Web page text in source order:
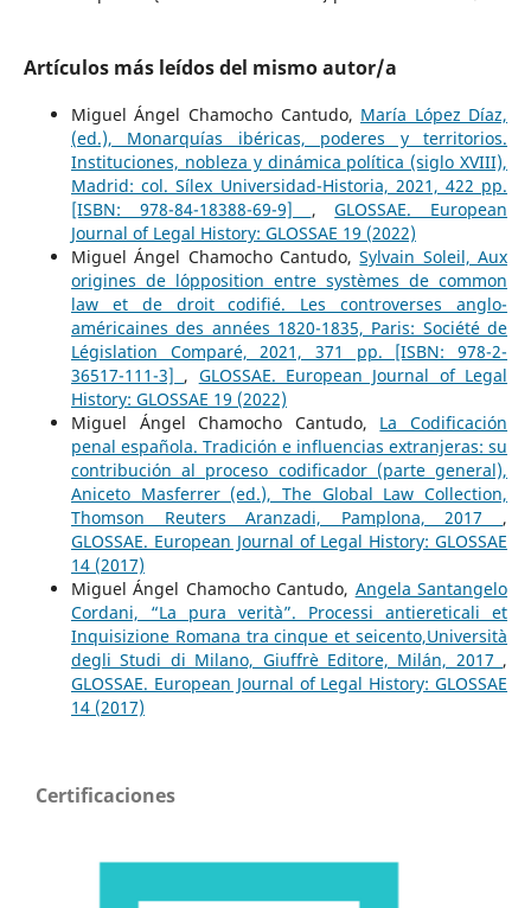
Artículos más leídos del mismo autor/a
Miguel Ángel Chamocho Cantudo, María López Díaz,
(ed.), Monarquías ibéricas, poderes y territorios.
Instituciones, nobleza y dinámica política (siglo XVIII),
Madrid: col. Sílex Universidad-Historia, 2021, 422 pp.
[ISBN: 978-84-18388-69-9] ,GLOSSAE. European
Journal of Legal History: GLOSSAE 19 (2022)
Miguel Ángel Chamocho Cantudo,Sylvain Soleil, Aux
origines de l´opposition entre systèmes de common
law et de droit codifié. Les controverses anglo-
américaines des années 1820-1835, Paris: Société de
Législation Comparé, 2021, 371 pp. [ISBN: 978-2-
36517-111-3] , GLOSSAE. European Journal of Legal
History: GLOSSAE 19 (2022)
Miguel Ángel Chamocho Cantudo, La Codificación
penal española. Tradición e influencias extranjeras: su
contribución al proceso codificador (parte general),
Aniceto Masferrer (ed.), The Global Law Collection,
Thomson Reuters Aranzadi, Pamplona, 2017 ,
GLOSSAE. European Journal of Legal History: GLOSSAE
14 (2017)
Miguel Ángel Chamocho Cantudo, Angela Santangelo
Cordani, “La pura verità”. Processi antiereticali et
Inquisizione Romana tra cinque et seicento,Università
degli Studi di Milano, Giuffrè Editore, Milán, 2017 ,
GLOSSAE. European Journal of Legal History: GLOSSAE
14 (2017)
Certificaciones